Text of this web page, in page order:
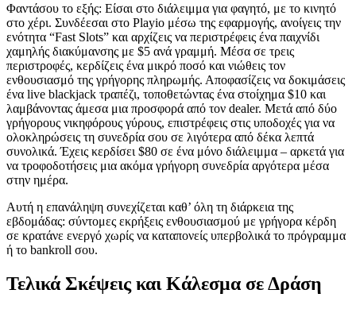
Φαντάσου το εξής: Είσαι στο διάλειμμα για φαγητό, με το κινητό
στο χέρι. Συνδέεσαι στο Playio μέσω της εφαρμογής, ανοίγεις την
ενότητα “Fast Slots” και αρχίζεις να περιστρέφεις ένα παιχνίδι
χαμηλής διακύμανσης με $5 ανά γραμμή. Μέσα σε τρεις
περιστροφές, κερδίζεις ένα μικρό ποσό και νιώθεις τον
ενθουσιασμό της γρήγορης πληρωμής. Αποφασίζεις να δοκιμάσεις
ένα live blackjack τραπέζι, τοποθετώντας ένα στοίχημα $10 και
λαμβάνοντας άμεσα μια προσφορά από τον dealer. Μετά από δύο
γρήγορους νικηφόρους γύρους, επιστρέφεις στις υποδοχές για να
ολοκληρώσεις τη συνεδρία σου σε λιγότερα από δέκα λεπτά
συνολικά. Έχεις κερδίσει $80 σε ένα μόνο διάλειμμα – αρκετά για
να τροφοδοτήσεις μια ακόμα γρήγορη συνεδρία αργότερα μέσα
στην ημέρα.
Αυτή η επανάληψη συνεχίζεται καθ’ όλη τη διάρκεια της
εβδομάδας: σύντομες εκρήξεις ενθουσιασμού με γρήγορα κέρδη
σε κρατάνε ενεργό χωρίς να καταπονείς υπερβολικά το πρόγραμμα
ή το bankroll σου.
Τελικά Σκέψεις και Κάλεσμα σε Δράση